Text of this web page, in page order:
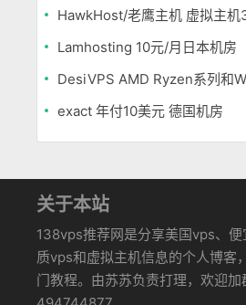
Lamhosting 10元/月日本机房
exact 年付10美元 德国机房
关于本站
138vps推荐网是分享美国vps、
质vps和虚拟主机信息的个人博客
门教程。由苏苏负责打理，欢迎加